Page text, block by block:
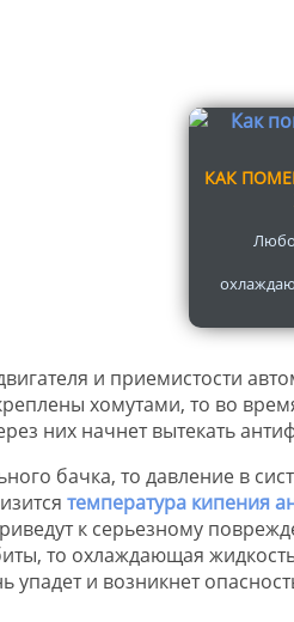
КАК
и приемистости
хомутами, то во
них начнет вытекать
бачка, то давление в
температура кипения
к серьезному
то охлаждающая
упадет и возникнет